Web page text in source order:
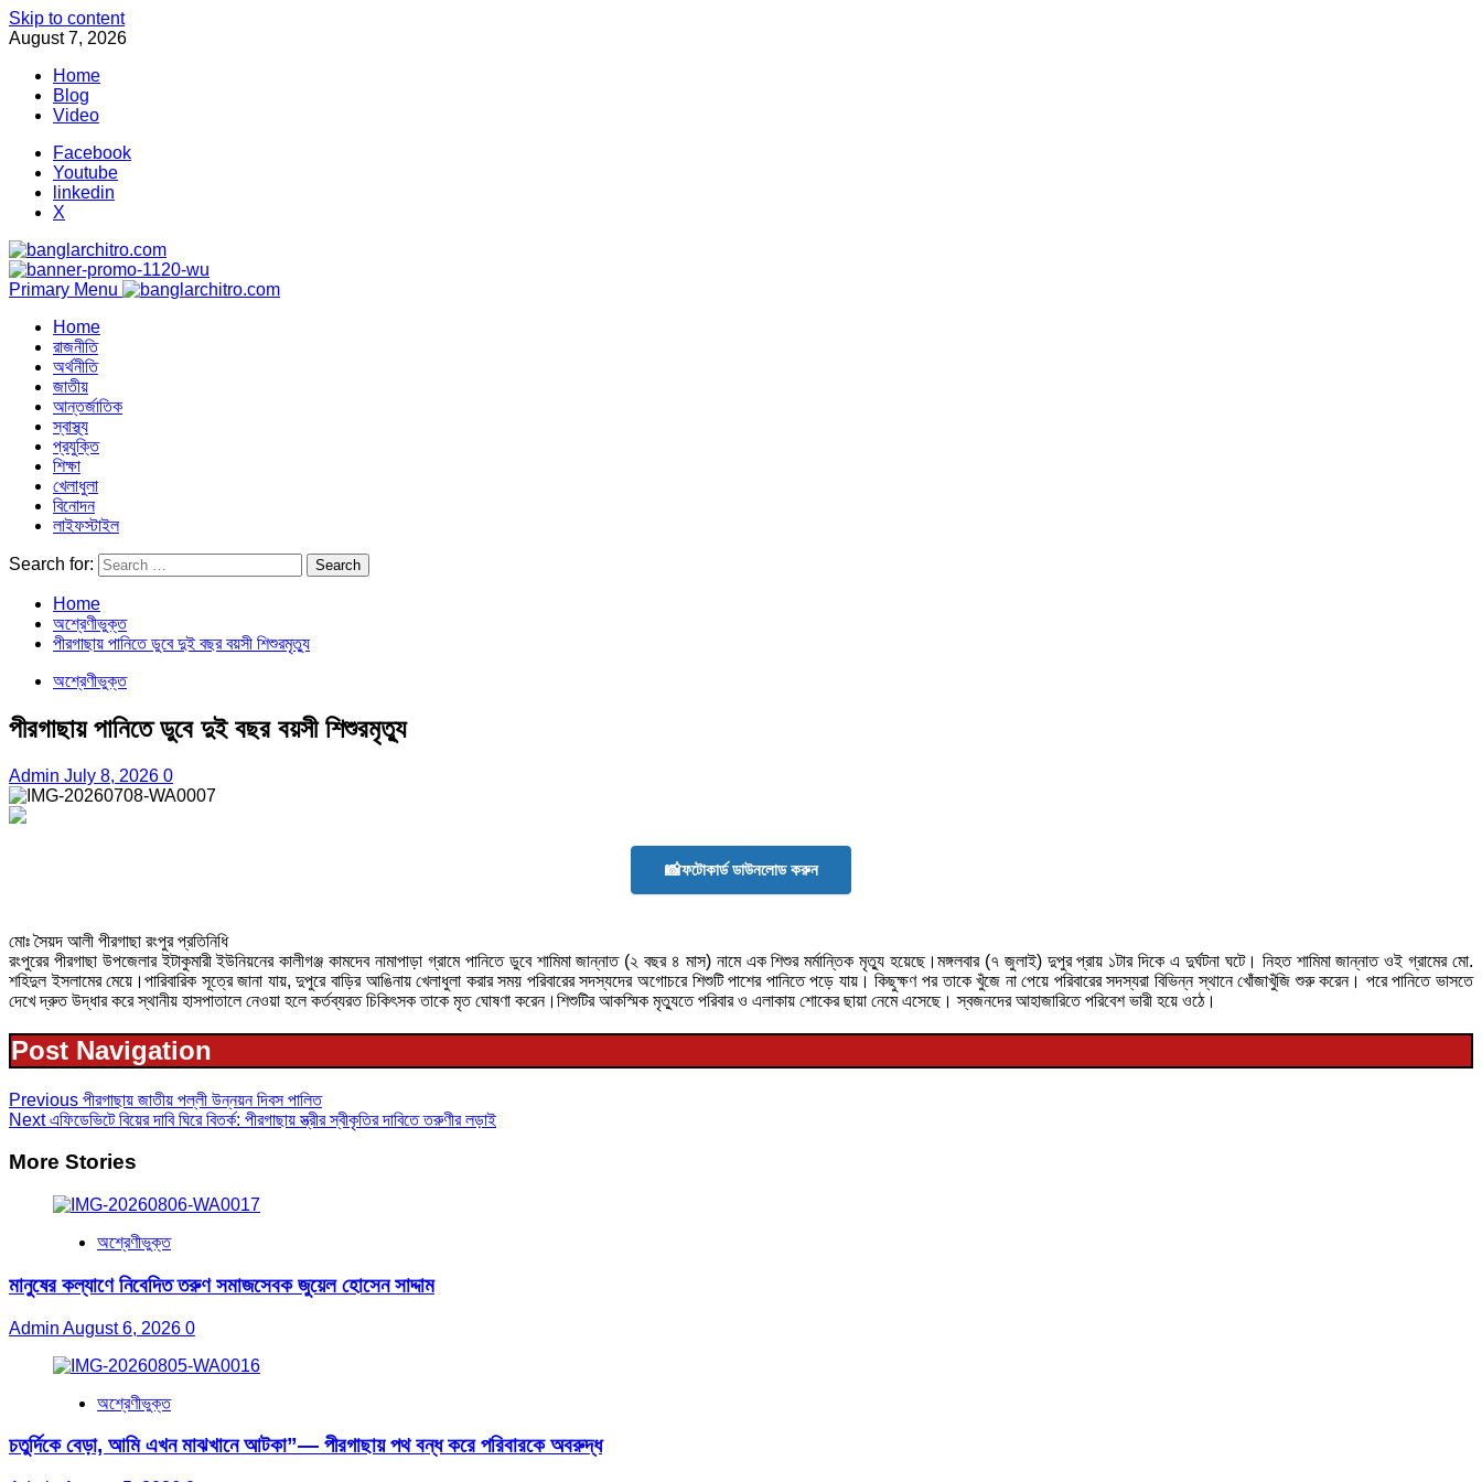
Skip to content
August 7, 2026
Home
Blog
Video
Facebook
Youtube
linkedin
X
Primary Menu
Home
রাজনীতি
অর্থনীতি
জাতীয়
আন্তর্জাতিক
স্বাস্থ্য
প্রযুক্তি
শিক্ষা
খেলাধুলা
বিনোদন
লাইফস্টাইল
Search for:
Home
অশ্রেণীভুক্ত
পীরগাছায় পানিতে ডুবে দুই বছর বয়সী শিশুরমৃত্যু
অশ্রেণীভুক্ত
পীরগাছায় পানিতে ডুবে দুই বছর বয়সী শিশুরমৃত্যু
Admin July 8, 2026 0
📸ফটোকার্ড ডাউনলোড করুন
মোঃ সৈয়দ আলী পীরগাছা রংপুর প্রতিনিধি
রংপুরের পীরগাছা উপজেলার ইটাকুমারী ইউনিয়নের কালীগঞ্জ কামদেব নামাপাড়া গ্রামে পানিতে ডুবে শামিমা জান্নাত (২ বছর ৪ মাস) নামে এক শিশুর মর্মান্তিক মৃত্যু হয়েছে।মঙ্গলবার (৭ জুলাই) দুপুর প্রায় ১টার দিকে এ দুর্ঘটনা ঘটে। নিহত শামিমা জান্নাত ওই গ্রামের মো.
শহিদুল ইসলামের মেয়ে।পারিবারিক সূত্রে জানা যায়, দুপুরে বাড়ির আঙিনায় খেলাধুলা করার সময় পরিবারের সদস্যদের অগোচরে শিশুটি পাশের পানিতে পড়ে যায়। কিছুক্ষণ পর তাকে খুঁজে না পেয়ে পরিবারের সদস্যরা বিভিন্ন স্থানে খোঁজাখুঁজি শুরু করেন। পরে পানিতে ভাসতে
দেখে দ্রুত উদ্ধার করে স্থানীয় হাসপাতালে নেওয়া হলে কর্তব্যরত চিকিৎসক তাকে মৃত ঘোষণা করেন।শিশুটির আকস্মিক মৃত্যুতে পরিবার ও এলাকায় শোকের ছায়া নেমে এসেছে। স্বজনদের আহাজারিতে পরিবেশ ভারী হয়ে ওঠে।
Post Navigation
Previous পীরগাছায় জাতীয় পল্লী উন্নয়ন দিবস পালিত
Nextএফিডেভিটে বিয়ের দাবি ঘিরে বিতর্ক: পীরগাছায় স্ত্রীর স্বীকৃতির দাবিতে তরুণীর লড়াই​
More Stories
অশ্রেণীভুক্ত
মানুষের কল্যাণে নিবেদিত তরুণ সমাজসেবক জুয়েল হোসেন সাদ্দাম
Admin August 6, 2026 0
অশ্রেণীভুক্ত
চতুর্দিকে বেড়া, আমি এখন মাঝখানে আটকা”— পীরগাছায় পথ বন্ধ করে পরিবারকে অবরুদ্ধ